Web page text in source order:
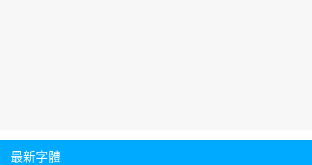
最新字體